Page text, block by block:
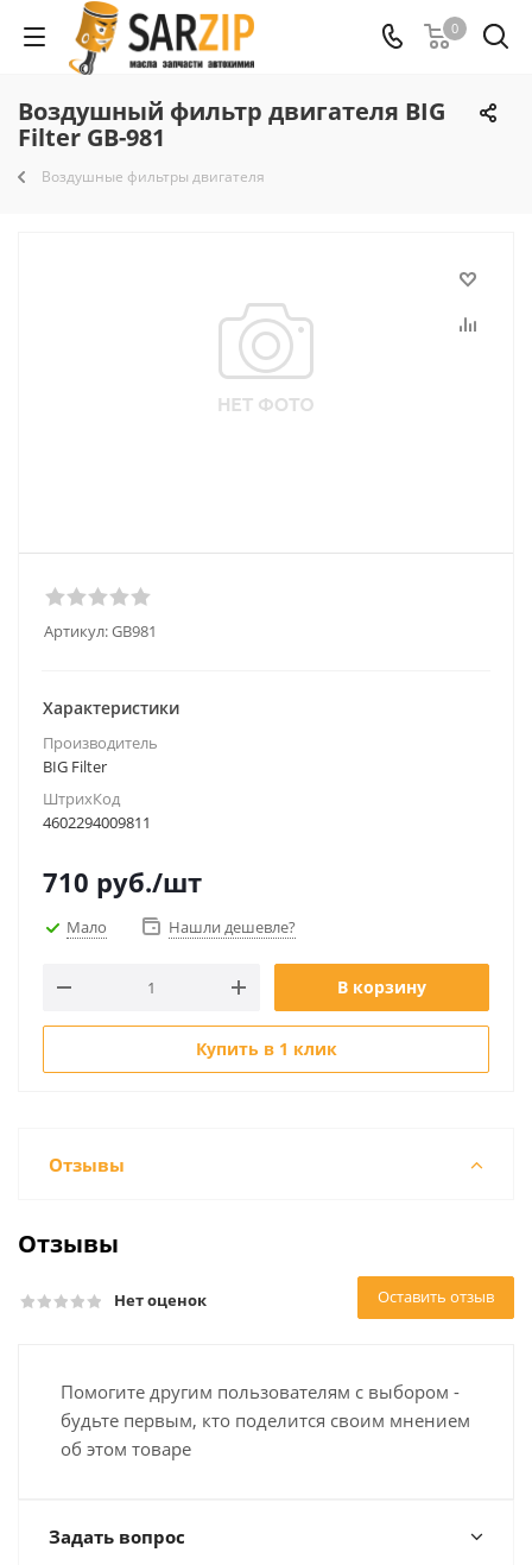
0
Воздушный фильтр двигателя BIG
Filter GB-981
Воздушные фильтры двигателя
Артикул:GB981
Характеристики
Производитель
BIG Filter
ШтрихКод
4602294009811
710 руб./шт
Мало Нашли дешевле?
В корзину
Купить в 1 клик
Отзывы
Отзывы
Нет оценок Оставить отзыв
Помогите другим пользователям с выбором -
будьте первым, кто поделится своим мнением
об этом товаре
Задать вопрос